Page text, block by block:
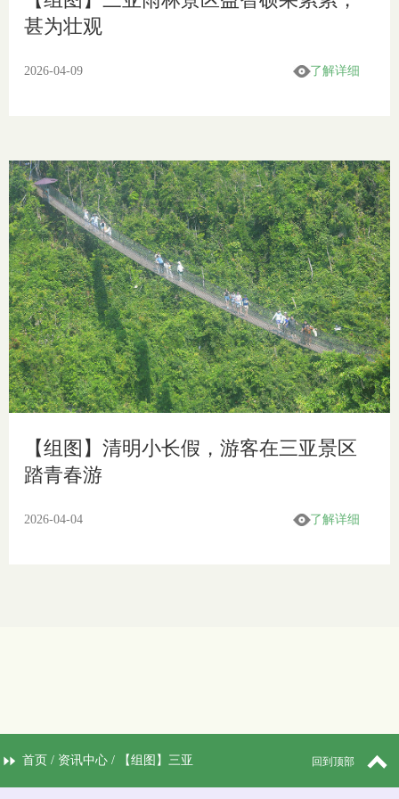
甚为壮观
2026-04-09 了解详细
【组图】清明小长假，游客在三亚景区
踏青春游
2026-04-04 了解详细
首页 / 资讯中心 / 【组图】三亚 回到顶部